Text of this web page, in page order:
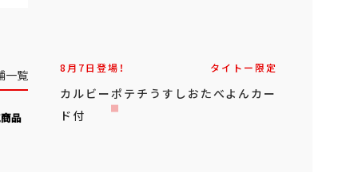
一覧
品
8月7日登場！ タイトー限定
カルビーポテチうすしおたべよんカー
ド付